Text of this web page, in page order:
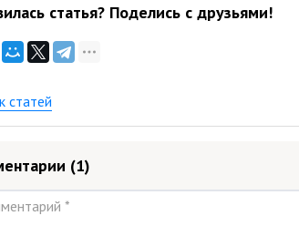
статья? Поделись с друзьями!
статей
(1)